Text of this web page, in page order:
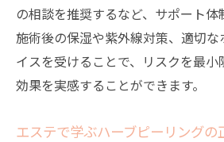
の相談を推奨するなど、サポート体
施術後の保湿や紫外線対策、適切
イスを受けることで、リスクを最
効果を実感することができます。
エステで学ぶハーブピーリング